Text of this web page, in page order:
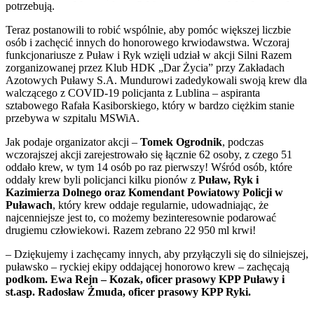
potrzebują.
Teraz postanowili to robić wspólnie, aby pomóc większej liczbie
osób i zachęcić innych do honorowego krwiodawstwa. Wczoraj
funkcjonariusze z Puław i Ryk wzięli udział w akcji Silni Razem
zorganizowanej przez Klub HDK „Dar Życia” przy Zakładach
Azotowych Puławy S.A. Mundurowi zadedykowali swoją krew dla
walczącego z COVID-19 policjanta z Lublina – aspiranta
sztabowego Rafała Kasiborskiego, który w bardzo ciężkim stanie
przebywa w szpitalu MSWiA.
Jak podaje organizator akcji – Tomek Ogrodnik, podczas
wczorajszej akcji zarejestrowało się łącznie 62 osoby, z czego 51
oddało krew, w tym 14 osób po raz pierwszy! Wśród osób, które
oddały krew byli policjanci kilku pionów z Puław, Ryk i
Kazimierza Dolnego oraz Komendant Powiatowy Policji w
Puławach, który krew oddaje regularnie, udowadniając, że
najcenniejsze jest to, co możemy bezinteresownie podarować
drugiemu człowiekowi. Razem zebrano 22 950 ml krwi!
– Dziękujemy i zachęcamy innych, aby przyłączyli się do silniejszej,
puławsko – ryckiej ekipy oddającej honorowo krew – zachęcają
podkom. Ewa Rejn – Kozak, oficer prasowy KPP Puławy i
st.asp. Radosław Żmuda, oficer prasowy KPP Ryki.